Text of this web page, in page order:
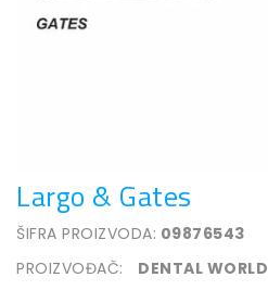
Largo & Gates
ŠIFRA PROIZVODA: 09876543
PROIZVOĐAČ:
DENTAL WORLD